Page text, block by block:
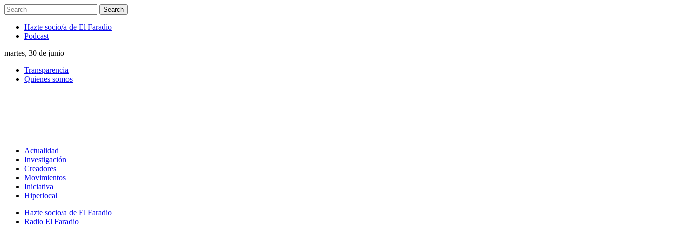
Hazte socio/a de El Faradio
Podcast
martes, 30 de junio
Transparencia
Quienes somos
Actualidad
Investigación
Creadores
Movimientos
Iniciativa
Hiperlocal
Hazte socio/a de El Faradio
Radio El Faradio